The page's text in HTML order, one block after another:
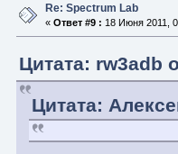
Re: Spectrum Lab
« Ответ #9 : 18 Июня 2011,
Цитата: rw3adb
Цитата: